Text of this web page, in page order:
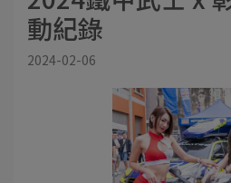
動紀錄
2024-02-06